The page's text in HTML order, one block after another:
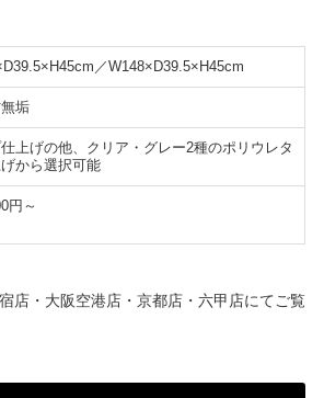
／W148×D39.5×H45cm
垢
上げの他、クリア・グレー2種のポリウレタ
から選択可能
円～
店・大阪空港店・京都店・六甲店にてご覧